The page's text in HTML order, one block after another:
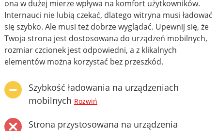
ona w dużej mierze wpływa na komfort użytkowników.
Internauci nie lubią czekać, dlatego witryna musi ładować
się szybko. Ale musi też dobrze wyglądać. Upewnij się, że
Twoja strona jest dostosowana do urządzeń mobilnych,
rozmiar czcionek jest odpowiedni, a z klikalnych
elementów można korzystać bez przeszkód.
Szybkość ładowania na urządzeniach
mobilnych Rozwiń
Strona przystosowana na urządzenia